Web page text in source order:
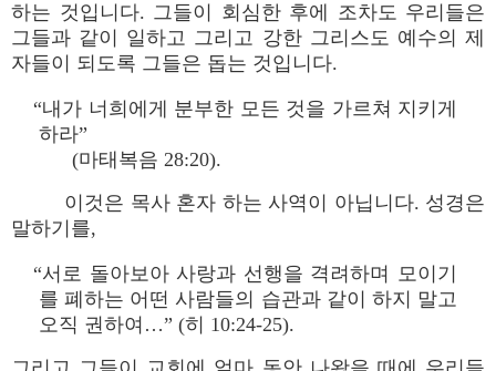
하는 것입니다. 그들이 회심한 후에 조차도 우리들은
그들과 같이 일하고 그리고 강한 그리스도 예수의 제
자들이 되도록 그들은 돕는 것입니다.
“내가 너희에게 분부한 모든 것을 가르쳐 지키게
하라”
(마태복음 28:20).
이것은 목사 혼자 하는 사역이 아닙니다. 성경은
말하기를,
“서로 돌아보아 사랑과 선행을 격려하며 모이기
를 폐하는 어떤 사람들의 습관과 같이 하지 말고
오직 권하여…” (히 10:24-25).